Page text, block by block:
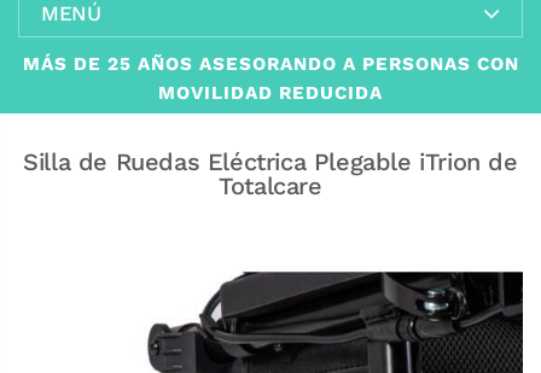
MENÚ
MÁS DE 25 AÑOS ASESORANDO A PERSONAS CON
MOVILIDAD REDUCIDA
Silla de Ruedas Eléctrica Plegable iTrion de
Totalcare